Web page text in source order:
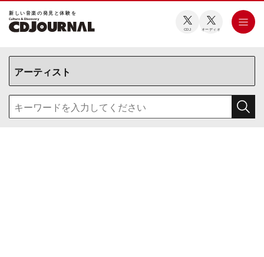
新しい⾳楽の発⾒と体験を
CDJ オーディオ